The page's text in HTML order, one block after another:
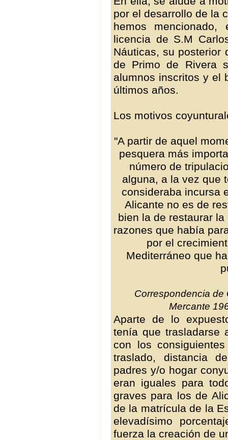
por el desarrollo de la
hemos
licencia de S.M
Náuticas, su posterior
de Primo de Rivera
alumnos inscritos y el
últimos años.
Los motivos
"A partir de aquel
pesquera más
número de
alguna, a la vez que
consideraba incursa
Alicante no es de
bien la de restaurar
razones que había
por el
Mediterráneo que
Correspondencia de
Mercante
Aparte de lo
tenía que trasladarse
con los
traslado, distancia
padres y/o hogar
eran iguales para
graves para los de
de la matrícula de la
elevadísimo
fuerza la creación de